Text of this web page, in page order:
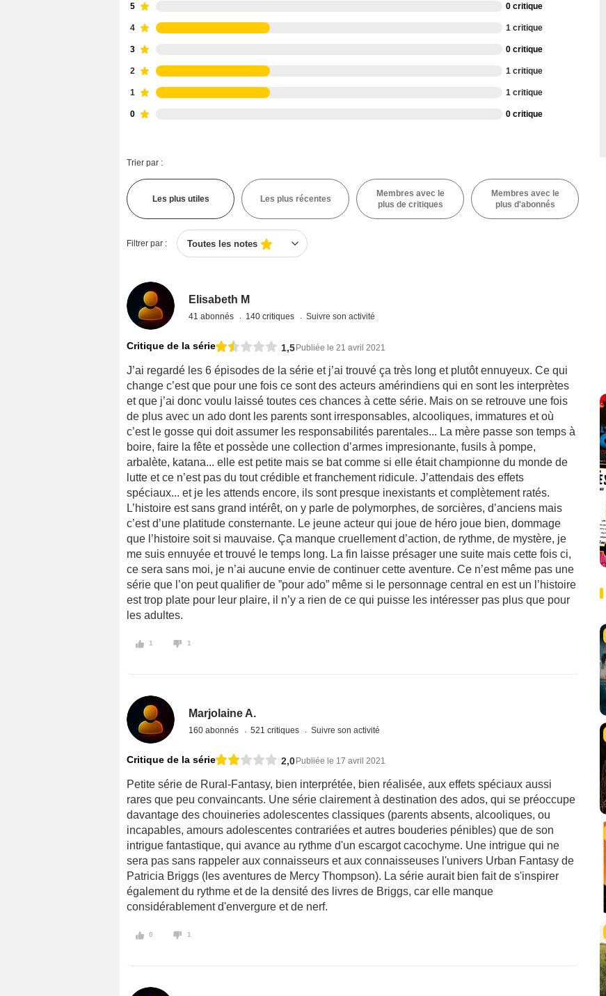
5 0 critique
4 1 critique
3 0 critique
2 1 critique
1 1 critique
0 0 critique
Trier par :
Les plus utiles Les plus récentes
Membres avec le
plus de critiques
Membres avec le
plus d'abonnés
Filtrer par : Toutes les notes
Elisabeth M
41 abonnés 140 critiques Suivre son activité
Critique de la série 1,5Publiée le 21 avril 2021
J’ai regardé les 6 épisodes de la série et j’ai trouvé ça très long et plutôt ennuyeux. Ce qui
change c’est que pour une fois ce sont des acteurs amérindiens qui en sont les interprètes
et que j’ai donc voulu laissé toutes ces chances à cette série. Mais on se retrouve une fois
de plus avec un ado dont les parents sont irresponsables, alcooliques, immatures et où
c’est le gosse qui doit assumer les responsabilités parentales... La mère passe son temps à
boire, faire la fête et possède une collection d’armes impresionante, fusils à pompe,
arbalète, katana... elle est petite mais se bat comme si elle était championne du monde de
lutte et ce n’est pas du tout crédible et franchement ridicule. J’attendais des effets
spéciaux... et je les attends encore, ils sont presque inexistants et complètement ratés.
L’histoire est sans grand intérêt, on y parle de polymorphes, de sorcières, d’anciens mais
c’est d’une platitude consternante. Le jeune acteur qui joue de héro joue bien, dommage
que l’histoire soit si mauvaise. Ça manque cruellement d’action, de rythme, de mystère, je
me suis ennuyée et trouvé le temps long. La fin laisse présager une suite mais cette fois ci,
ce sera sans moi, je n’ai aucune envie de continuer cette aventure. Ce n’est même pas une
série que l’on peut qualifier de ”pour ado” même si le personnage central en est un l’histoire
est trop plate pour leur plaire, il n’y a rien de ce qui puisse les intéresser pas plus que pour
les adultes.
1 1
Marjolaine A.
160 abonnés 521 critiques Suivre son activité
Critique de la série 2,0 Publiée le 17 avril 2021
Petite série de Rural-Fantasy, bien interprétée, bien réalisée, aux effets spéciaux aussi
rares que peu convaincants. Une série clairement à destination des ados, qui se préoccupe
davantage des chouineries adolescentes classiques (parents absents, alcooliques, ou
incapables, amours adolescentes contrariées et autres bouderies pénibles) que de son
intrigue fantastique, qui avance au rythme d'un escargot cacochyme. Une intrigue qui ne
sera pas sans rappeler aux connaisseurs et aux connaisseuses l'univers Urban Fantasy de
Patricia Briggs (les aventures de Mercy Thompson). La série aurait bien fait de s'inspirer
également du rythme et de la densité des livres de Briggs, car elle manque
considérablement d'envergure et de nerf.
0 1